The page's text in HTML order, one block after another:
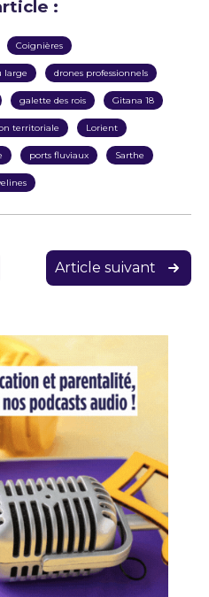
:
Coignières
large drones professionnels
galette des rois Gitana 18
territoriale Lorient
ports fluviaux Sarthe
Article suivant